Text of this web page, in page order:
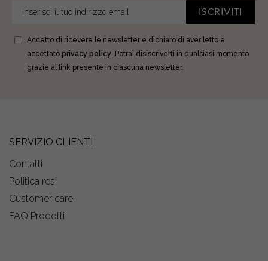
ISCRIVITI
Accetto di ricevere le newsletter e dichiaro di aver letto e
accettato privacy policy. Potrai disiscriverti in qualsiasi momento
grazie al link presente in ciascuna newsletter.
SERVIZIO CLIENTI
Contatti
Politica resi
Customer care
FAQ Prodotti